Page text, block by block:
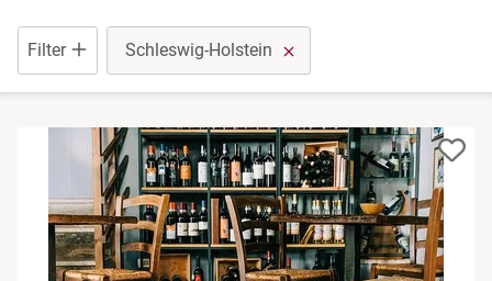
Filter Schleswig-Holstein
Düsseldorf
Frankfurt am Main
Freiburg im Breisgau
Greiz
Rum Tasting
Sekt Tasting
Tequila
Wein Tasting